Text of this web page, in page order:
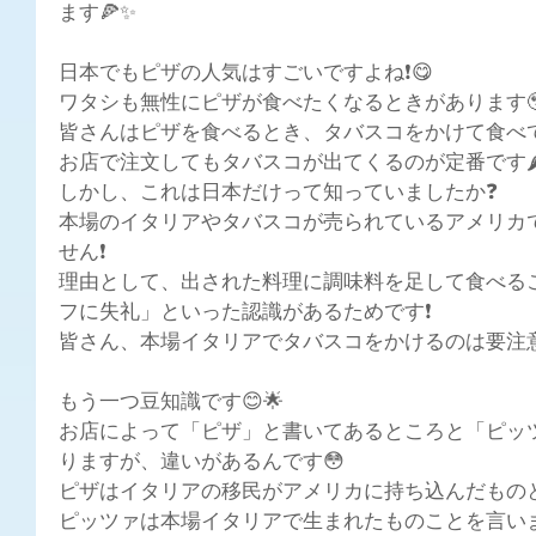
ます🍕✨
日本でもピザの人気はすごいですよね❗😋
ワタシも無性にピザが食べたくなるときがあります
皆さんはピザを食べるとき、タバスコをかけて食べ
お店で注文してもタバスコが出てくるのが定番です
しかし、これは日本だけって知っていましたか❓
本場のイタリアやタバスコが売られているアメリ
せん❗
理由として、出された料理に調味料を足して食べ
フに失礼」といった認識があるためです❗
皆さん、本場イタリアでタバスコをかけるのは要注
もう一つ豆知識です😊🌟
お店によって「ピザ」と書いてあるところと「ピ
りますが、違いがあるんです😳
ピザはイタリアの移民がアメリカに持ち込んだもの
ピッツァは本場イタリアで生まれたものことを言い